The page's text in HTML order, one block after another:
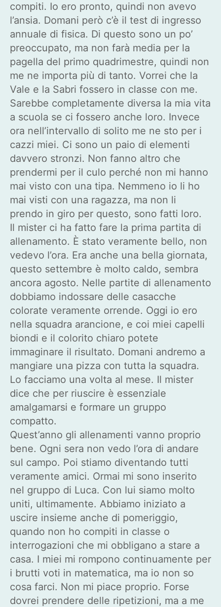
compiti. Io ero pronto, quindi non avevo
l’ansia. Domani però c’è il test di ingresso
annuale di fisica. Di questo sono un po’
preoccupato, ma non farà media per la
pagella del primo quadrimestre, quindi non
me ne importa più di tanto. Vorrei che la
Vale e la Sabri fossero in classe con me.
Sarebbe completamente diversa la mia vita
a scuola se ci fossero anche loro. Invece
ora nell’intervallo di solito me ne sto per i
cazzi miei. Ci sono un paio di elementi
davvero stronzi. Non fanno altro che
prendermi per il culo perché non mi hanno
mai visto con una tipa. Nemmeno io li ho
mai visti con una ragazza, ma non li
prendo in giro per questo, sono fatti loro.
Il mister ci ha fatto fare la prima partita di
allenamento. È stato veramente bello, non
vedevo l’ora. Era anche una bella giornata,
questo settembre è molto caldo, sembra
ancora agosto. Nelle partite di allenamento
dobbiamo indossare delle casacche
colorate veramente orrende. Oggi io ero
nella squadra arancione, e coi miei capelli
biondi e il colorito chiaro potete
immaginare il risultato. Domani andremo a
mangiare una pizza con tutta la squadra.
Lo facciamo una volta al mese. Il mister
dice che per riuscire è essenziale
amalgamarsi e formare un gruppo
compatto.
Quest’anno gli allenamenti vanno proprio
bene. Ogni sera non vedo l’ora di andare
sul campo. Poi stiamo diventando tutti
veramente amici. Ormai mi sono inserito
nel gruppo di Luca. Con lui siamo molto
uniti, ultimamente. Abbiamo iniziato a
uscire insieme anche di pomeriggio,
quando non ho compiti in classe o
interrogazioni che mi obbligano a stare a
casa. I miei mi rompono continuamente per
i brutti voti in matematica, ma io non so
cosa farci. Non mi piace proprio. Forse
dovrei prendere delle ripetizioni, ma a me